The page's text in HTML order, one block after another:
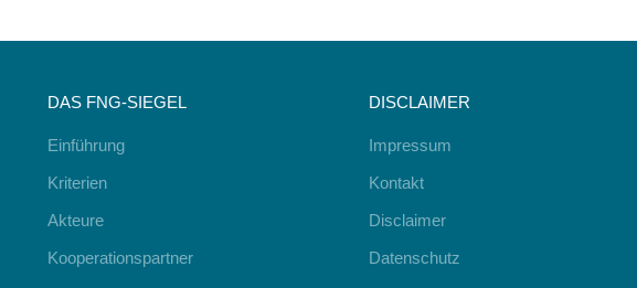
DAS FNG-SIEGEL
Einführung
Kriterien
Akteure
Kooperationspartner
DISCLAIMER
Impressum
Kontakt
Disclaimer
Datenschutz